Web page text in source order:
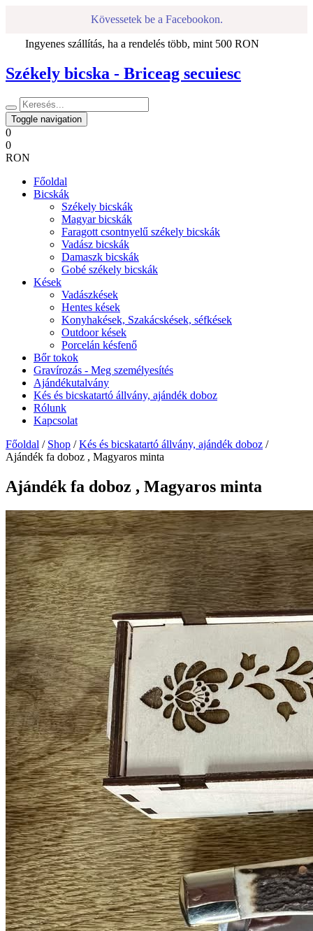
Kövessetek be a Facebookon.
Ingyenes szállítás, ha a rendelés több, mint 500 RON
Székely bicska - Briceag secuiesc
Toggle navigation
0
0
RON
Főoldal
Bicskák
Székely bicskák
Magyar bicskák
Faragott csontnyelű székely bicskák
Vadász bicskák
Damaszk bicskák
Gobé székely bicskák
Kések
Vadászkések
Hentes kések
Konyhakések, Szakácskések, séfkések
Outdoor kések
Porcelán késfenő
Bőr tokok
Gravírozás - Meg személyesítés
Ajándékutalvány
Kés és bicskatartó állvány, ajándék doboz
Rólunk
Kapcsolat
Főoldal / Shop /Kés és bicskatartó állvány, ajándék doboz /
Ajándék fa doboz , Magyaros minta
Ajándék fa doboz , Magyaros minta